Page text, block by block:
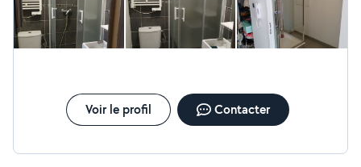
Voir le profil Contacter